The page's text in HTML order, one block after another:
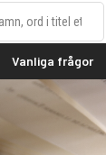
Vanliga frågor